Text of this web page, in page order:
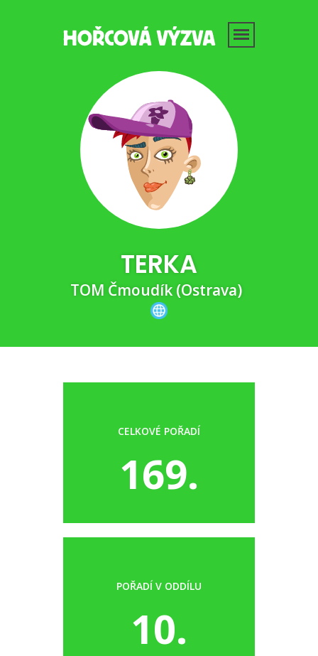
TERKA
TOM Čmoudík (Ostrava)
CELKOVÉ POŘADÍ
169.
POŘADÍ V ODDÍLU
10.